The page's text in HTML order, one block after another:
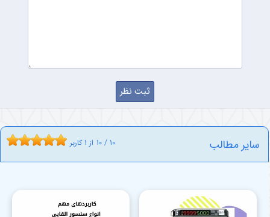
سایر مطالب 10 / 10 از 1 کاربر